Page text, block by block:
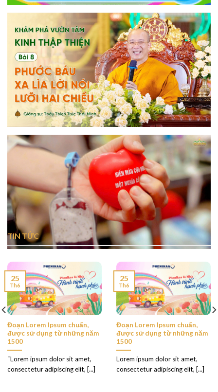
TIN TỨC
Đoạn Lorem Ipsum chuẩn,
được sử dụng từ những năm
1500
“Lorem ipsum dolor sit amet,
consectetur adipiscing elit, [...]
25
Th6
Đoạn Lorem Ipsum chuẩn,
được sử dụng từ những năm
1500
Lorem ipsum dolor sit amet,
consectetur adipiscing elit, [...]
25
Th6